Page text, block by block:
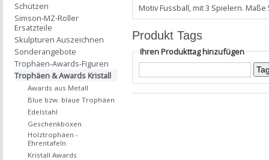
Motiv Fussball, mit 3 Spielern. Maße
Produkt Tags
Ihren Produkttag hinzufügen
Schützen
Simson-MZ-Roller
Ersatzteile
Skulpturen Auszeichnen
Sonderangebote
Trophäen-Awards-Figuren
Trophäen & Awards Kristall
Awards aus Metall
Blue bzw. blaue Trophäen
Edelstahl
Geschenkboxen
Holztrophäen -
Ehrentafeln
Kristall Awards